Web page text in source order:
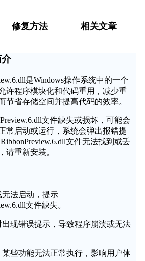
修复方法 相关文章
是Windows操作系统中的一个
许程序模块化和代码重用，减少重
节省存储空间并提高代码的效率。
文件缺失或损坏，可能会
常启动或运行，系统会弹出报错提
文件无法找到或丢
请重新安装。
法启动，提示
文件缺失。
现错误提示，导致程序崩溃或无法
些功能无法正常执行，影响用户体